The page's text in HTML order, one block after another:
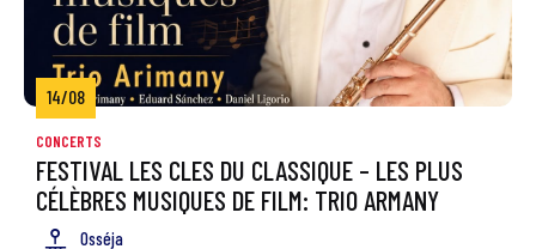
14/08
CONCERTS
FESTIVAL LES CLES DU CLASSIQUE – LES PLUS
CÉLÈBRES MUSIQUES DE FILM: TRIO ARMANY
Osséja